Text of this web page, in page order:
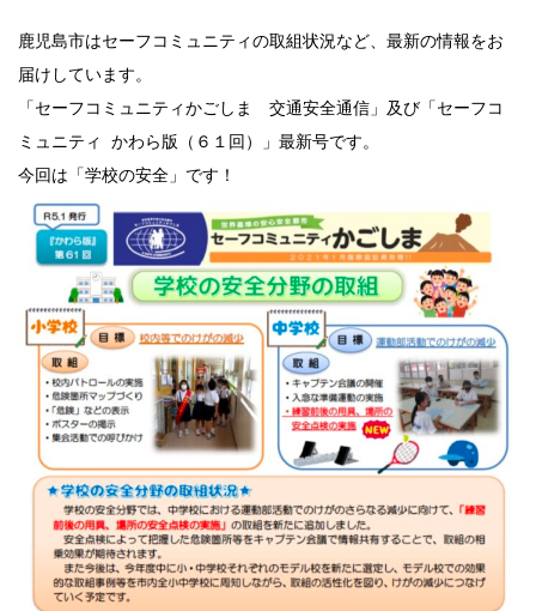
鹿児島市はセーフコミュニティの取組状況など、最新の情報をお
届けしています。
「セーフコミュニティかごしま 交通安全通信」及び「セーフコ
ミュニティ かわら版（６１回）」最新号です。
今回は「学校の安全」です！